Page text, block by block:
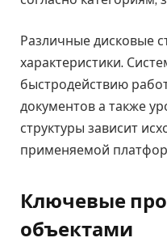
Различные дисковые
характеристики.
быстродействию
документов а также
структуры зависит
применяемой
Ключевые
объектами